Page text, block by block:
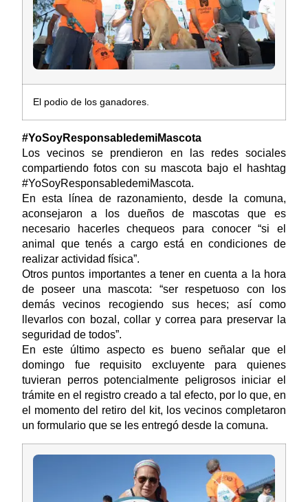
El podio de los ganadores.
#YoSoyResponsabledemiMascota
Los vecinos se prendieron en las redes sociales
compartiendo fotos con su mascota bajo el hashtag
#YoSoyResponsabledemiMascota.
En esta línea de razonamiento, desde la comuna,
aconsejaron a los dueños de mascotas que es
necesario hacerles chequeos para conocer “si el
animal que tenés a cargo está en condiciones de
realizar actividad física”.
Otros puntos importantes a tener en cuenta a la hora
de poseer una mascota: “ser respetuoso con los
demás vecinos recogiendo sus heces; así como
llevarlos con bozal, collar y correa para preservar la
seguridad de todos”.
En este último aspecto es bueno señalar que el
domingo fue requisito excluyente para quienes
tuvieran perros potencialmente peligrosos iniciar el
trámite en el registro creado a tal efecto, por lo que, en
el momento del retiro del kit, los vecinos completaron
un formulario que se les entregó desde la comuna.